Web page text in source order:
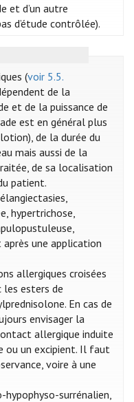
et d’un autre
d’étude contrôlée).
(voir 5.5.
de la
et de la puissance de
est en général plus
de la durée du
mais aussi de la
de sa localisation
patient.
hypertrichose,
une application
allergiques croisées
les esters de
En cas de
envisager la
allergique induite
ou un excipient. Il faut
voire à une
surrénalien,